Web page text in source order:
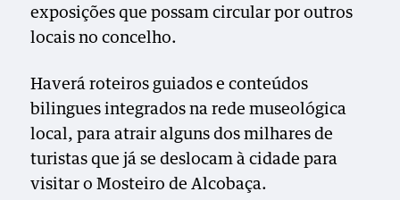
exposições que possam circular por outros
locais no concelho.
Haverá roteiros guiados e conteúdos
bilingues integrados na rede museológica
local, para atrair alguns dos milhares de
turistas que já se deslocam à cidade para
visitar o Mosteiro de Alcobaça.